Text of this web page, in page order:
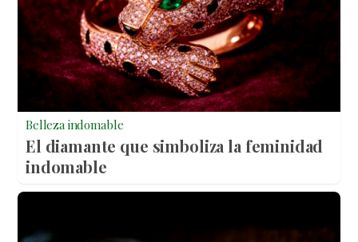
Belleza indomable
El diamante que simboliza la feminidad
indomable